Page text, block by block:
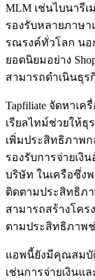
MLM เช่นไบนารี
รองรับหลายภาษา
รณรงค์ทั่วโลก นอ
ยอดนิยมอย่าง
สามารถดำเนินธุร
Tapfiliate จัดหาเ
เรียลไทม์ช่วยให้
เพิ่มประสิทธิภาพ
รองรับการจ่ายเงิ
บริษัท ในเครือซึ่ง
ติดตามประสิทธิภา
สามารถสร้างโค
ตามประสิทธิภาพ
แอพนี้ยังมีคุณสมบั
เช่นการจ่ายเงินแ